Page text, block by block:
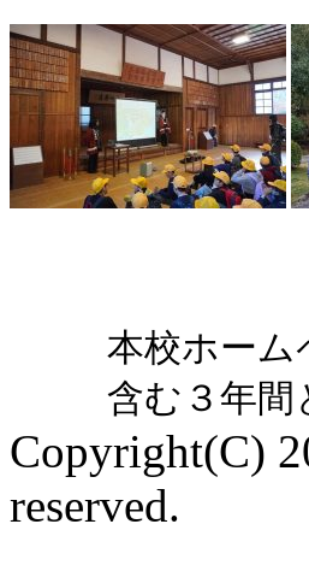
本校ホーム
含む３年間
Copyright(C)
reserved.